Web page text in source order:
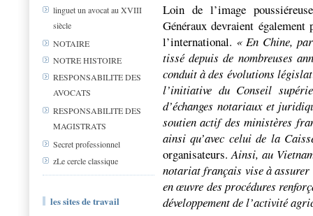
linguet un avocat au XVIII
siècle
NOTAIRE
NOTRE HISTOIRE
RESPONSABILITE DES
AVOCATS
RESPONSABILITE DES
MAGISTRATS
Secret professionnel
zLe cercle classique
les sites de travail
Loin de l’image
Généraux devraient
l’international. « En Chine,
tissé depuis de nombreuses
conduit à des évolutions
l’initiative du Conseil
d’échanges notariaux et
soutien actif des ministères
ainsi qu’avec celui de la
organisateurs.Ainsi, au
notariat français vise à
en œuvre des procédures
développement de l’activité